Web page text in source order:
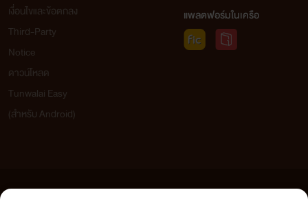
เงื่อนไขและข้อตกลง
Third-Party
Notice
ดาวน์โหลด
Tunwalai Easy
(สำหรับ Android)
แพลตฟอร์มในเครือ